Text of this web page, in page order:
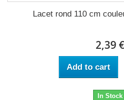
Lacet rond 110 cm
2,39 €
Add to cart
In Stock